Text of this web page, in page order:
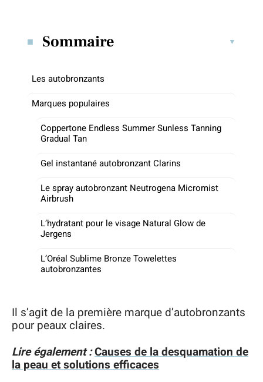
Sommaire
Les autobronzants
Marques populaires
Coppertone Endless Summer Sunless Tanning
Gradual Tan
Gel instantané autobronzant Clarins
Le spray autobronzant Neutrogena Micromist
Airbrush
L’hydratant pour le visage Natural Glow de
Jergens
L’Oréal Sublime Bronze Towelettes
autobronzantes
Il s’agit de la première marque d’autobronzants
pour peaux claires.
Lire également :Causes de la desquamation de
la peau et solutions efficaces